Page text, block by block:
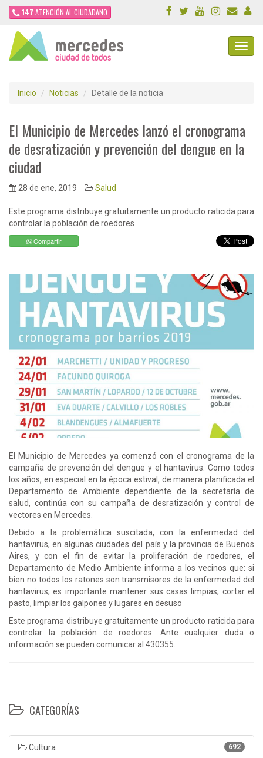
147 ATENCIÓN AL CIUDADANO
Inicio Noticias Detalle de la noticia
El Municipio de Mercedes lanzó el cronograma
de desratización y prevención del dengue en la
ciudad
28 de ene, 2019 Salud
Este programa distribuye gratuitamente un producto raticida para
controlar la población de roedores
Compartir
El Municipio de Mercedes ya comenzó con el cronograma de la
campaña de prevención del dengue y el hantavirus. Como todos
los años, en especial en la época estival, de manera planificada el
Departamento de Ambiente dependiente de la secretaría de
salud, continúa con su campaña de desratización y control de
vectores en Mercedes.
Debido a la problemática suscitada, con la enfermedad del
hantavirus, en algunas ciudades del país y la provincia de Buenos
Aires, y con el fin de evitar la proliferación de roedores, el
Departamento de Medio Ambiente informa a los vecinos que: si
bien no todos los ratones son transmisores de la enfermedad del
hantavirus, es importante mantener sus casas limpias, cortar el
pasto, limpiar los galpones y lugares en desuso
Este programa distribuye gratuitamente un producto raticida para
controlar la población de roedores. Ante cualquier duda o
información se pueden comunicar al 430355.
CATEGORÍAS
692
Cultura